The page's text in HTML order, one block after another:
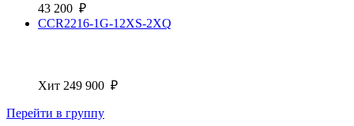
43 200 ₽
CCR2216-1G-12XS-2XQ
Хит 249 900 ₽
Перейти в группу